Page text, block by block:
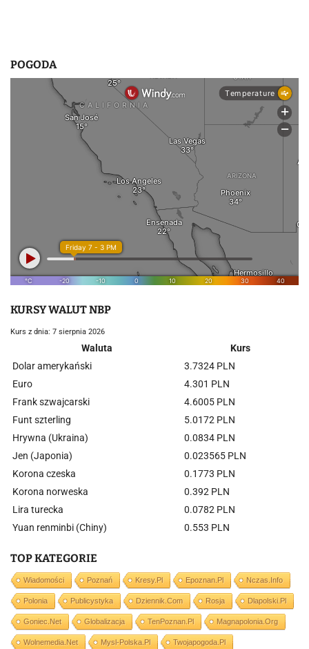
POGODA
KURSY WALUT NBP
Kurs z dnia: 7 sierpnia 2026
Waluta
Kurs
Dolar amerykański
3.7324 PLN
Euro
4.301 PLN
Frank szwajcarski
4.6005 PLN
Funt szterling
5.0172 PLN
Hrywna (Ukraina)
0.0834 PLN
Jen (Japonia)
0.023565 PLN
Korona czeska
0.1773 PLN
Korona norweska
0.392 PLN
Lira turecka
0.0782 PLN
Yuan renminbi (Chiny)
0.553 PLN
TOP KATEGORIE
Wiadomości Poznań Kresy.pl Epoznan.pl Nczas.info
Polonia Publicystyka Dziennik.com Rosja Dlapolski.pl
Goniec.net Globalizacja TenPoznan.pl Magnapolonia.org
Wolnemedia.net Mysl-Polska.pl Twojapogoda.pl